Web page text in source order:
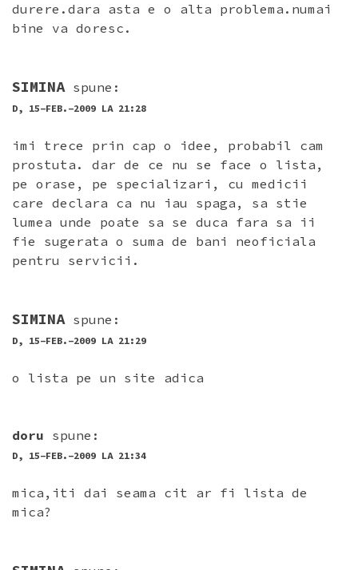
durere.dara asta e o alta problema.numai
bine va doresc.
SIMINA spune:
D, 15-FEB.-2009 LA 21:28
imi trece prin cap o idee, probabil cam
prostuta. dar de ce nu se face o lista,
pe orase, pe specializari, cu medicii
care declara ca nu iau spaga, sa stie
lumea unde poate sa se duca fara sa ii
fie sugerata o suma de bani neoficiala
pentru servicii.
SIMINA spune:
D, 15-FEB.-2009 LA 21:29
o lista pe un site adica
doru spune:
D, 15-FEB.-2009 LA 21:34
mica,iti dai seama cit ar fi lista de
mica?